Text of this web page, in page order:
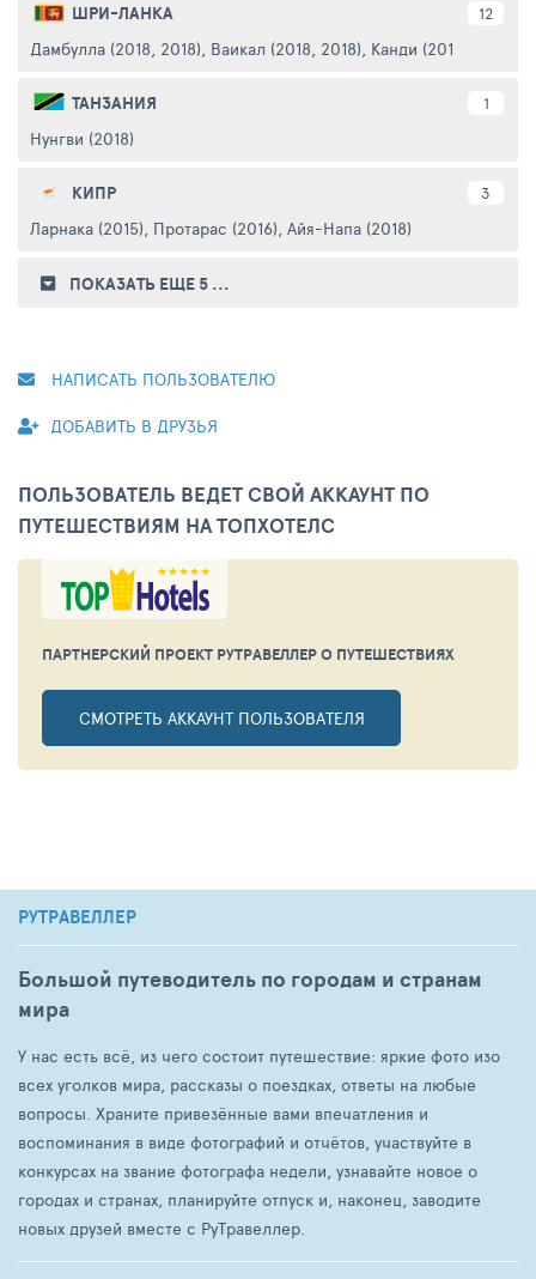
ШРИ-ЛАНКА 12
Дамбулла (2018, 2018), Ваикал (2018, 2018), Канди (2018, 2018)
ТАНЗАНИЯ 1
Нунгви (2018)
КИПР 3
Ларнака (2015), Протарас (2016), Айя-Напа (2018)
ПОКАЗАТЬ ЕЩЕ 5 ...
НАПИСАТЬ ПОЛЬЗОВАТЕЛЮ
ДОБАВИТЬ В ДРУЗЬЯ
ПОЛЬЗОВАТЕЛЬ ВЕДЕТ СВОЙ АККАУНТ ПО
ПУТЕШЕСТВИЯМ НА ТОПХОТЕЛС
ПАРТНЕРСКИЙ ПРОЕКТ РУТРАВЕЛЛЕРО ПУТЕШЕСТВИЯХ
СМОТРЕТЬ АККАУНТ ПОЛЬЗОВАТЕЛЯ
РУТРАВЕЛЛЕР
Большой путеводитель по городам и странам
мира
У нас есть всё, из чего состоит путешествие: яркие фото изо
всех уголков мира, рассказы о поездках, ответы на любые
вопросы. Храните привезённые вами впечатления и
воспоминания в виде фотографий и отчётов, участвуйте в
конкурсах на звание фотографа недели, узнавайте новое о
городах и странах, планируйте отпуск и, наконец, заводите
новых друзей вместе с РуТравеллер.